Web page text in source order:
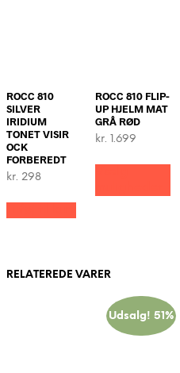
ROCC 810
SILVER
IRIDIUM
TONET VISIR
OCK
FORBEREDT
kr. 298
ROCC 810 FLIP-
UP HJELM MAT
GRÅ RØD
kr. 1.699
RELATEREDE VARER
Udsalg! 51%